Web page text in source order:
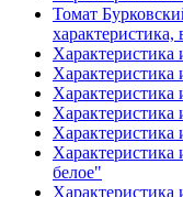
Томат
Характеристика
Характеристика
Характеристика
белое"